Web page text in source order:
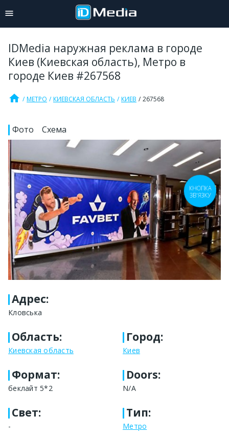
IDMedia наружная реклама в городе
Киев (Киевская область), Метро в
городе Киев #267568
home МЕТРО КИЕВСКАЯ ОБЛАСТЬ КИЕВ 267568
Фото Схема
Адрес:
Кловська
Область:
Киевская область
Город:
Киев
Формат:
беклайт 5*2
Doors:
N/A
Свет:
-
Тип:
Метро
КНОПКА
ЗВ'ЯЗКУ